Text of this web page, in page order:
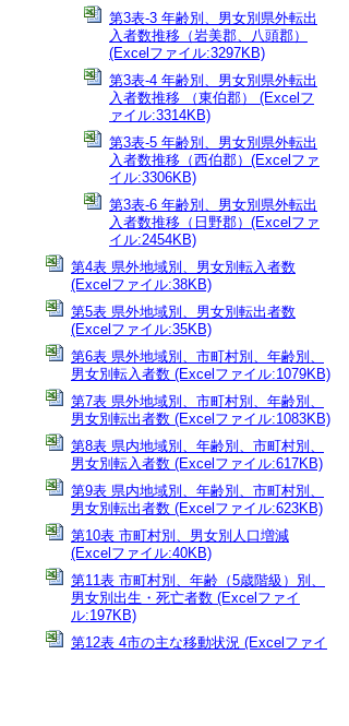
第3表-3 年齢別、男女別県外転出
入者数推移（岩美郡、八頭郡）
(Excelファイル:3297KB)
第3表-4 年齢別、男女別県外転出
入者数推移 （東伯郡） (Excelフ
ァイル:3314KB)
第3表-5 年齢別、男女別県外転出
入者数推移（西伯郡）(Excelファ
イル:3306KB)
第3表-6 年齢別、男女別県外転出
入者数推移（日野郡）(Excelファ
イル:2454KB)
第4表 県外地域別、男女別転入者数
(Excelファイル:38KB)
第5表 県外地域別、男女別転出者数
(Excelファイル:35KB)
第6表 県外地域別、市町村別、年齢別、
男女別転入者数 (Excelファイル:1079KB)
第7表 県外地域別、市町村別、年齢別、
男女別転出者数 (Excelファイル:1083KB)
第8表 県内地域別、年齢別、市町村別、
男女別転入者数 (Excelファイル:617KB)
第9表 県内地域別、年齢別、市町村別、
男女別転出者数 (Excelファイル:623KB)
第10表 市町村別、男女別人口増減
(Excelファイル:40KB)
第11表 市町村別、年齢（5歳階級）別、
男女別出生・死亡者数 (Excelファイ
ル:197KB)
第12表 4市の主な移動状況 (Excelファイ